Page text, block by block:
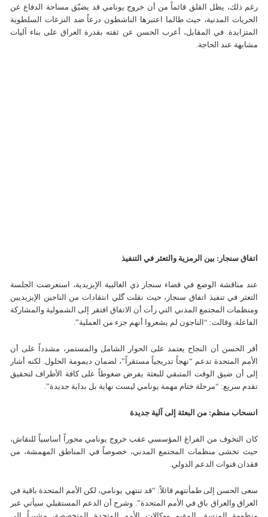
رغم ذلك، يظل القلق قائماً من أن خروج يونامي قد يضيّق مساحة الدفاع عن
الحريات المدنية، حيث طالما اعتبرها الناشطون درعاً ضد النزعات السلطوية
المتزايدة. في المقابل، أعرب الحسن عن ثقته بقدرة العراق على بناء آليات
مشابهة عند الحاجة.
اتفاق سنجار: بين الرمزية والتعثر في التنفيذ
عند مناقشة الوضع في قضاء سنجار ذي الغالبية الإيزيدية، استعرضت الجلسة
التعثر في تنفيذ اتفاق سنجار، حيث نقلت گلي انتقادات من الناجين الإيزيديين
ومنظمات المجتمع المدني التي رأت أن الاتفاق افتقر إلى الشمولية والمشاركة
الفاعلة. وقالت: “الناجون لم يشعروا أنهم جزء من العملية”.
أقر الحسن أن النجاح يعتمد على الحوار الشامل والمستمر، مشدداً على أن
الأمم المتحدة تدعم “نهجاً تدريجياً مستقراً”، لضمان ديمومة الحلول. لكنه أشار
إلى أن ضيق الوقت المتبقي للبعثة يفرض ضغوطاً على كافة الأطراف لتحقيق
تقدم سريع: “مرحلة ختام مهمة يونامي ليست نهاية بل بداية جديدة”.
انسحاب منظم: من البعثة إلى آلية جديدة
كان التخوف من الفراغ المؤسسي عقب خروج يونامي محوراً أساسياً للنقاش،
حيث تخشى منظمات المجتمع المدني، خصوصاً في المناطق المهمشة، من
فقدان قنوات الدعم الدولي.
سعى الحسن إلى طمأنتهم قائلاً: “قد تنتهي يونامي، لكن الأمم المتحدة باقية في
العراق والعراق باق في الأمم المتحدة”. وشرح أن الدعم المستقبلي سيأتي عبر